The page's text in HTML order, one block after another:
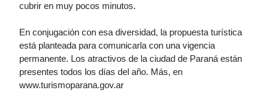
cubrir en muy pocos minutos.
En conjugación con esa diversidad, la propuesta turística
está planteada para comunicarla con una vigencia
permanente. Los atractivos de la ciudad de Paraná están
presentes todos los días del año. Más, en
www.turismoparana.gov.ar